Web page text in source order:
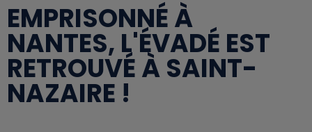
EMPRISONNÉ À
NANTES, L'ÉVADÉ EST
RETROUVÉ À SAINT-
NAZAIRE !